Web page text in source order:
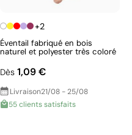
+2
Éventail fabriqué en bois
naturel et polyester très coloré
Dès 1,09 €
Livraison21/08 - 25/08
55 clients satisfaits